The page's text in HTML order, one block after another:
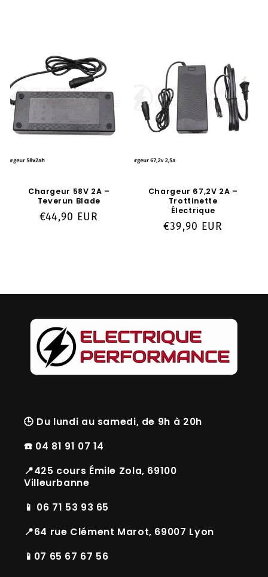
Chargeur 58V 2A –
Teverun Blade
Prix
€44,90 EUR
Chargeur 67,2V 2A –
Trottinette
Électrique
Prix
€39,90 EUR
🕒 Du lundi au samedi, de 9h à 20h
☎️ 04 81 91 07 14
📍425 cours Émile Zola, 69100
Villeurbanne
📱 06 71 53 93 65
📍64 rue Clément Marot, 69007 Lyon
📱07 65 67 67 56